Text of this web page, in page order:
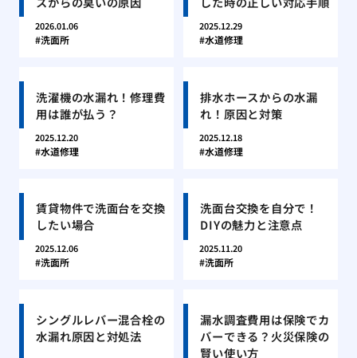
2026.01.06
洗面所
2025.12.29
水道修理
洗濯機の水漏れ！修理費
用は誰が払う？
2025.12.20
水道修理
排水ホースからの水漏
れ！原因と対策
2025.12.18
水道修理
賃貸物件で洗面台を交換
したい場合
2025.12.06
洗面所
洗面台交換を自分で！
DIYの魅力と注意点
2025.11.20
洗面所
シングルレバー混合栓の
水漏れ原因と対処法
漏水調査費用は保険でカ
バーできる？火災保険の
賢い使い方